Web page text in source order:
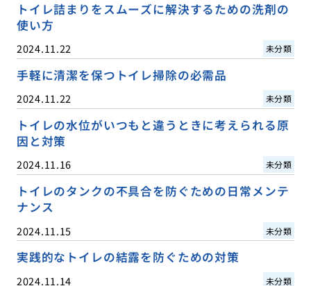
トイレ詰まりをスムーズに解決するための洗剤の
使い方
2024.11.22 未分類
手軽に清潔を保つトイレ掃除の必需品
2024.11.22 未分類
トイレの水位がいつもと違うときに考えられる原
因と対策
2024.11.16 未分類
トイレのタンクの不具合を防ぐための日常メンテ
ナンス
2024.11.15 未分類
実践的なトイレの結露を防ぐための対策
2024.11.14 未分類